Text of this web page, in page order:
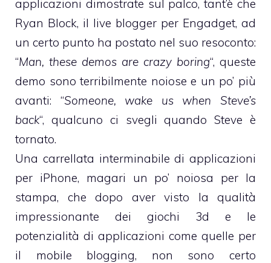
applicazioni dimostrate sul palco, tant’è che
Ryan Block, il live blogger per Engadget, ad
un certo punto ha postato nel suo resoconto:
“Man, these demos are crazy boring“, queste
demo sono terribilmente noiose e un po’ più
avanti: “Someone, wake us when Steve’s
back“, qualcuno ci svegli quando Steve è
tornato.
Una carrellata interminabile di applicazioni
per iPhone, magari un po’ noiosa per la
stampa, che dopo aver visto la qualità
impressionante dei giochi 3d e le
potenzialità di applicazioni come quelle per
il mobile blogging, non sono certo